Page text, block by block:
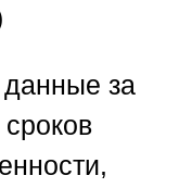
данные за